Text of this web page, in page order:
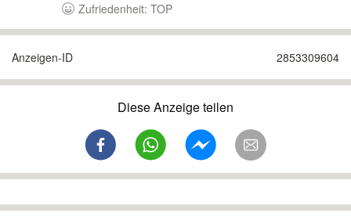
Zufriedenheit: TOP
Anzeigen-ID 2853309604
Diese Anzeige teilen